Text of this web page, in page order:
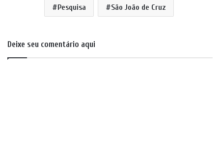
Pesquisa São João de Cruz
Deixe seu comentário aqui